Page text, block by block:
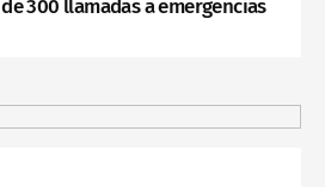
300 llamadas a emergencias